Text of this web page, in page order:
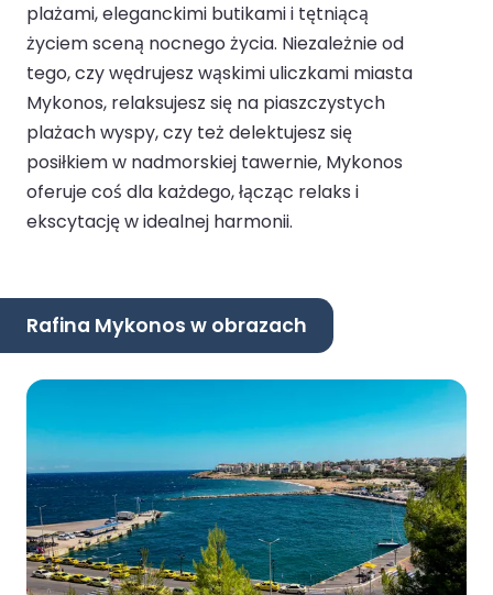
plażami, eleganckimi butikami i tętniącą
życiem sceną nocnego życia. Niezależnie od
tego, czy wędrujesz wąskimi uliczkami miasta
Mykonos, relaksujesz się na piaszczystych
plażach wyspy, czy też delektujesz się
posiłkiem w nadmorskiej tawernie, Mykonos
oferuje coś dla każdego, łącząc relaks i
ekscytację w idealnej harmonii.
Rafina Mykonos w obrazach